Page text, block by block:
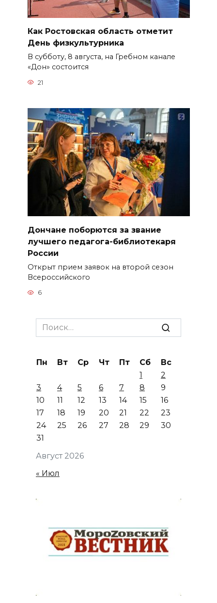
Как Ростовская область отметит
День физкультурника
В субботу, 8 августа, на Гребном канале
«Дон» состоится
21
Дончане поборются за звание
лучшего педагога-библиотекаря
России
Открыт прием заявок на второй сезон
Всероссийского
6
Search
for:
Август 2026
Пн Вт Ср Чт Пт Сб
Вс
1
2
3
4 5 6 7 8
9
10
11 12 13 14 15
16
17
18 19 20 21 22
23
24
25 26 27 28 29
30
31
« Июл